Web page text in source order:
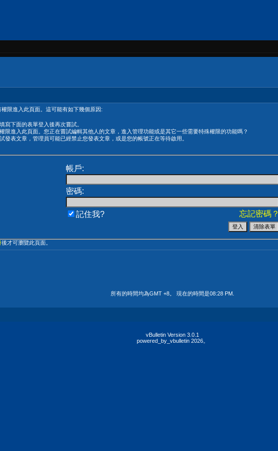
限進入此頁面。這可能有如下幾個原因:
寫下面的表單登入後再次嘗試。
限進入此頁面。您正在嘗試編輯其他人的文章，進入管理功能或是其它一些需要特殊權限的功能嗎？
發表文章，管理員可能已經禁止您發表文章，或是您的帳號正在等待啟用。
帳戶:
密碼:
忘記密碼？
記住我?
後才可瀏覽此頁面。
所有的時間均為GMT +8。 現在的時間是08:28 PM
vBulletin Version 3.0.1
powered_by_vbulletin 2026。